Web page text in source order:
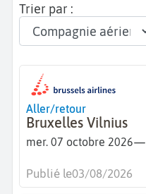
Trier par :
Aller/retour
Bruxelles Vilnius
mer. 07 octobre 2026—
Publié le03/08/2026